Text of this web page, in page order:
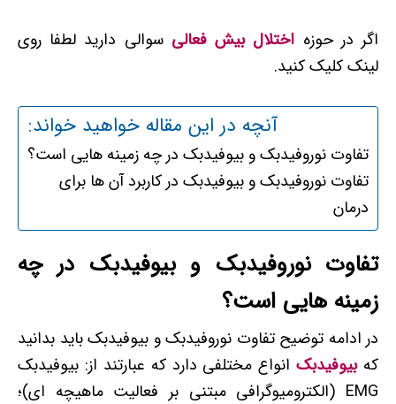
اگر در حوزه اختلال بیش فعالی سوالی دارید لطفا روی
لینک کلیک کنید.
آنچه در این مقاله خواهید خواند:
تفاوت نوروفیدبک و بیوفیدبک در چه زمینه هایی است؟
تفاوت نوروفیدبک و بیوفیدبک در کاربرد آن ها برای
درمان
تفاوت نوروفیدبک و بیوفیدبک در چه
زمینه هایی است؟
در ادامه توضیح تفاوت نوروفیدبک و بیوفیدبک باید بدانید
که بیوفیدبکانواع مختلفی دارد که عبارتند از: بیوفیدبک
EMG (الکترومیوگرافی مبتنی بر فعالیت ماهیچه ای)؛